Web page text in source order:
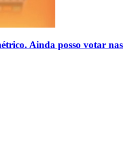
Ainda posso votar nas